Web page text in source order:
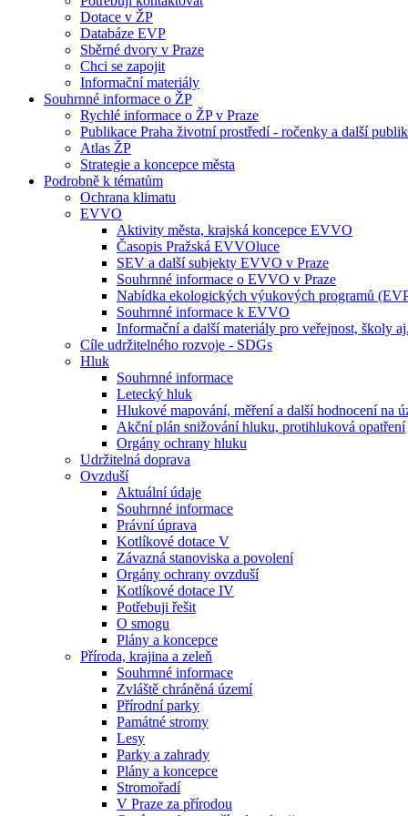
Dotace v ŽP
Databáze EVP
Sběrné dvory v Praze
Chci se zapojit
Informační materiály
Souhrnné informace o ŽP
Rychlé informace o ŽP v Praze
Publikace Praha životní prostředí - ročenky a další
Atlas ŽP
Strategie a koncepce města
Podrobně k tématům
Ochrana klimatu
EVVO
Aktivity města, krajská koncepce EVVO
Časopis Pražská EVVOluce
SEV a další subjekty EVVO v Praze
Souhrnné informace o EVVO v Praze
Nabídka ekologických výukových programů
Souhrnné informace k EVVO
Informační a další materiály pro veřejnost, školy aj.
Cíle udržitelného rozvoje - SDGs
Hluk
Souhrnné informace
Letecký hluk
Hlukové mapování, měření a další hodnocení na
Akční plán snižování hluku, protihluková opatření
Orgány ochrany hluku
Udržitelná doprava
Ovzduší
Aktuální údaje
Souhrnné informace
Právní úprava
Kotlíkové dotace V
Závazná stanoviska a povolení
Orgány ochrany ovzduší
Kotlíkové dotace IV
Potřebuji řešit
O smogu
Plány a koncepce
Příroda, krajina a zeleň
Souhrnné informace
Zvláště chráněná území
Přírodní parky
Památné stromy
Lesy
Parky a zahrady
Plány a koncepce
Stromořadí
V Praze za přírodou